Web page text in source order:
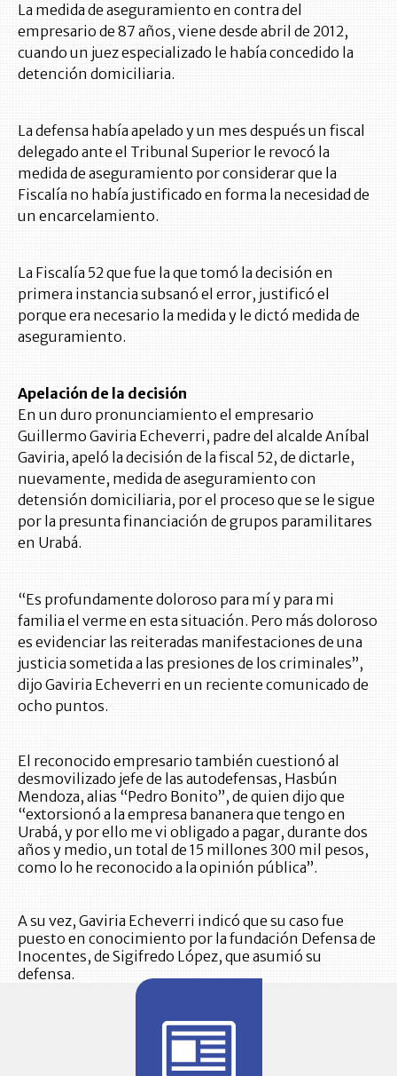
La medida de aseguramiento en contra del
empresario de 87 años, viene desde abril de 2012,
cuando un juez especializado le había concedido la
detención domiciliaria.
La defensa había apelado y un mes después un fiscal
delegado ante el Tribunal Superior le revocó la
medida de aseguramiento por considerar que la
Fiscalía no había justificado en forma la necesidad de
un encarcelamiento.
La Fiscalía 52 que fue la que tomó la decisión en
primera instancia subsanó el error, justificó el
porque era necesario la medida y le dictó medida de
aseguramiento.
Apelación de la decisión
En un duro pronunciamiento el empresario
Guillermo Gaviria Echeverri, padre del alcalde Aníbal
Gaviria, apeló la decisión de la fiscal 52, de dictarle,
nuevamente, medida de aseguramiento con
detensión domiciliaria, por el proceso que se le sigue
por la presunta financiación de grupos paramilitares
en Urabá.
“Es profundamente doloroso para mí y para mi
familia el verme en esta situación. Pero más doloroso
es evidenciar las reiteradas manifestaciones de una
justicia sometida a las presiones de los criminales”,
dijo Gaviria Echeverri en un reciente comunicado de
ocho puntos.
El reconocido empresario también cuestionó al
desmovilizado jefe de las autodefensas, Hasbún
Mendoza, alias “Pedro Bonito”, de quien dijo que
“extorsionó a la empresa bananera que tengo en
Urabá, y por ello me vi obligado a pagar, durante dos
años y medio, un total de 15 millones 300 mil pesos,
como lo he reconocido a la opinión pública”.
A su vez, Gaviria Echeverri indicó que su caso fue
puesto en conocimiento por la fundación Defensa de
Inocentes, de Sigifredo López, que asumió su
defensa.